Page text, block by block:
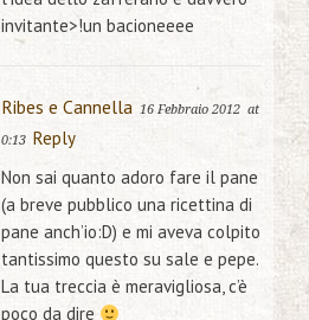
invitante>!un bacioneeee
Ribes e Cannella 16 Febbraio 2012 at
0:13 Reply
Non sai quanto adoro fare il pane
(a breve pubblico una ricettina di
pane anch’io:D) e mi aveva colpito
tantissimo questo su sale e pepe.
La tua treccia è meravigliosa, c’è
poco da dire